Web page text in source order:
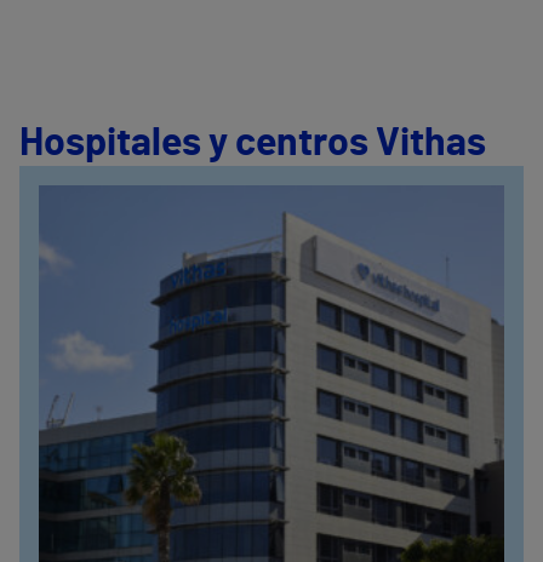
Hospitales y centros Vithas